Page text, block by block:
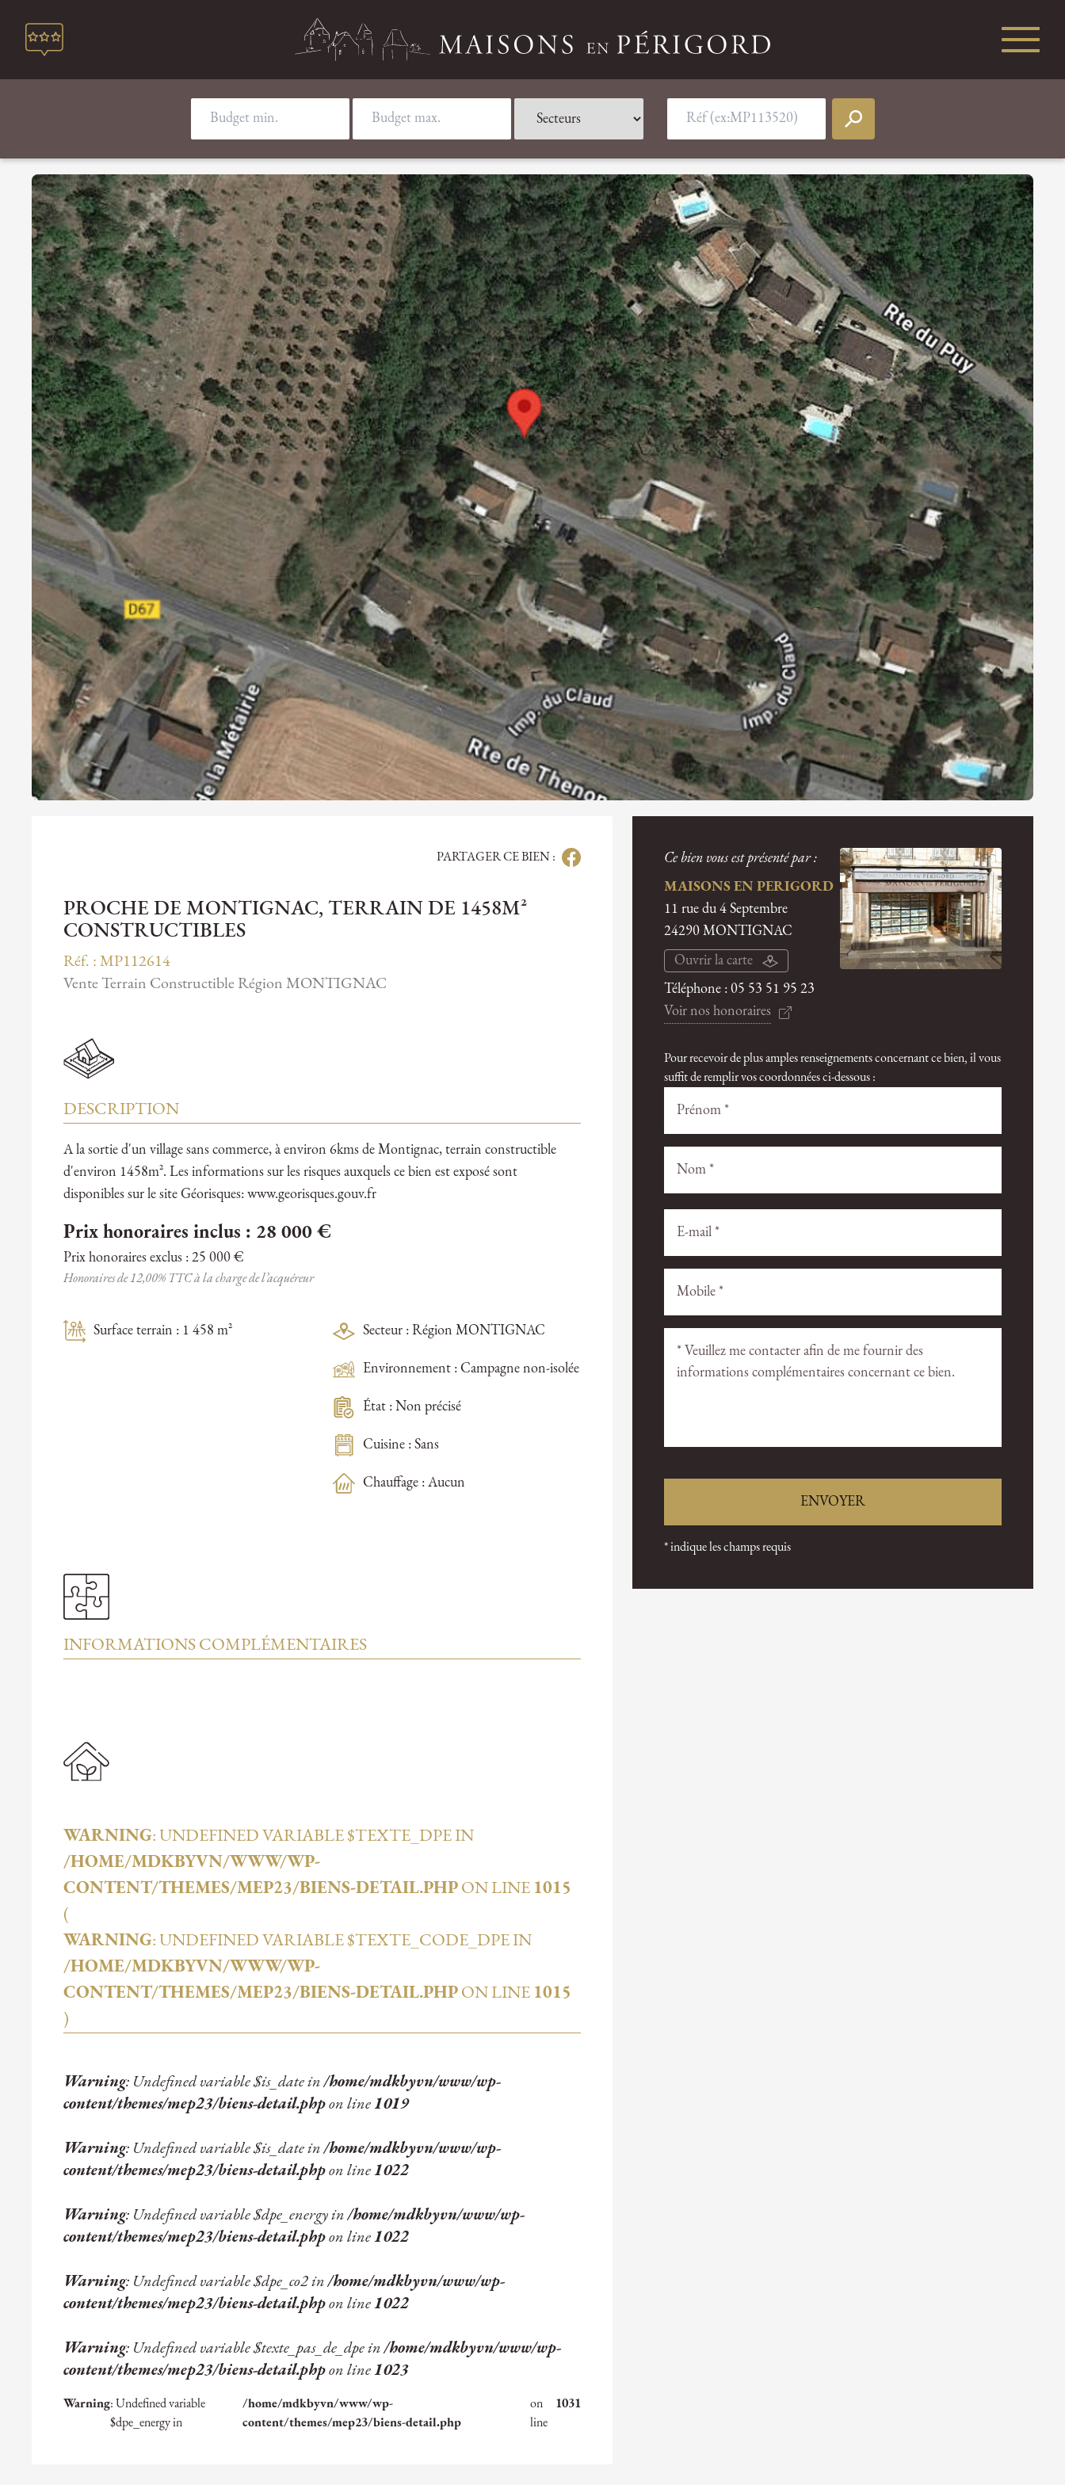
PARTAGER CE BIEN :
PROCHE DE MONTIGNAC, TERRAIN DE 1458M²
CONSTRUCTIBLES
Réf. : MP112614
Vente Terrain Constructible Région MONTIGNAC
DESCRIPTION
A la sortie d'un village sans commerce, à environ 6kms de Montignac, terrain constructible
d'environ 1458m². Les informations sur les risques auxquels ce bien est exposé sont
disponibles sur le site Géorisques: www.georisques.gouv.fr
Prix honoraires inclus : 28 000 €
Prix honoraires exclus : 25 000 €
Honoraires de 12,00% TTC à la charge de l’acquéreur
Surface terrain : 1 458 m² Secteur : Région MONTIGNAC
Environnement : Campagne non-isolée
État : Non précisé
Cuisine : Sans
Chauffage : Aucun
INFORMATIONS COMPLÉMENTAIRES
WARNING: UNDEFINED VARIABLE $TEXTE_DPE IN
/HOME/MDKBYVN/WWW/WP-
CONTENT/THEMES/MEP23/BIENS-DETAIL.PHP ON LINE 1015
(
WARNING: UNDEFINED VARIABLE $TEXTE_CODE_DPE IN
/HOME/MDKBYVN/WWW/WP-
CONTENT/THEMES/MEP23/BIENS-DETAIL.PHP ON LINE 1015
)
Warning: Undefined variable $is_date in/home/mdkbyvn/www/wp-
content/themes/mep23/biens-detail.php on line 1019
Warning: Undefined variable $is_date in/home/mdkbyvn/www/wp-
content/themes/mep23/biens-detail.php on line 1022
Warning: Undefined variable $dpe_energy in/home/mdkbyvn/www/wp-
content/themes/mep23/biens-detail.php on line 1022
Warning: Undefined variable $dpe_co2 in/home/mdkbyvn/www/wp-
content/themes/mep23/biens-detail.php on line 1022
Warning: Undefined variable $texte_pas_de_dpe in/home/mdkbyvn/www/wp-
content/themes/mep23/biens-detail.php on line 1023
Warning: Undefined variable
$dpe_energy in
/home/mdkbyvn/www/wp-
content/themes/mep23/biens-detail.php
on
line
1031
Ce bien vous est présenté par :
MAISONS EN PERIGORD
11 rue du 4 Septembre
24290 MONTIGNAC
Ouvrir la carte
Téléphone :05 53 51 95 23
Voir nos honoraires
Pour recevoir de plus amples renseignements concernant ce bien, il vous
suffit de remplir vos coordonnées ci-dessous :
laisser
ce
vide.
laisser
ce
vide.
* indique les champs requis